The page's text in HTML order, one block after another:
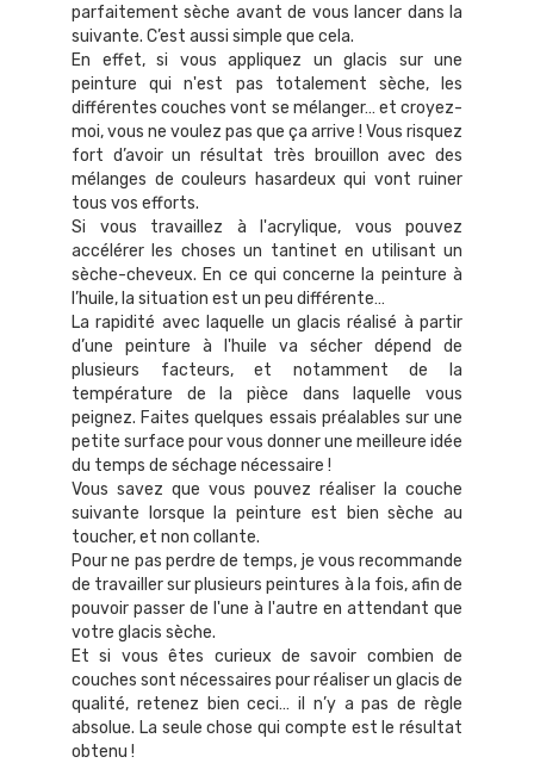
parfaitement sèche avant de vous lancer dans la
suivante. C’est aussi simple que cela.
En effet, si vous appliquez un glacis sur une
peinture qui n'est pas totalement sèche, les
différentes couches vont se mélanger… et croyez-
moi, vous ne voulez pas que ça arrive ! Vous risquez
fort d’avoir un résultat très brouillon avec des
mélanges de couleurs hasardeux qui vont ruiner
tous vos efforts.
Si vous travaillez à l'acrylique, vous pouvez
accélérer les choses un tantinet en utilisant un
sèche-cheveux. En ce qui concerne la peinture à
l’huile, la situation est un peu différente…
La rapidité avec laquelle un glacis réalisé à partir
d’une peinture à l'huile va sécher dépend de
plusieurs facteurs, et notamment de la
température de la pièce dans laquelle vous
peignez. Faites quelques essais préalables sur une
petite surface pour vous donner une meilleure idée
du temps de séchage nécessaire !
Vous savez que vous pouvez réaliser la couche
suivante lorsque la peinture est bien sèche au
toucher, et non collante.
Pour ne pas perdre de temps, je vous recommande
de travailler sur plusieurs peintures à la fois, afin de
pouvoir passer de l'une à l'autre en attendant que
votre glacis sèche.
Et si vous êtes curieux de savoir combien de
couches sont nécessaires pour réaliser un glacis de
qualité, retenez bien ceci… il n’y a pas de règle
absolue. La seule chose qui compte est le résultat
obtenu !